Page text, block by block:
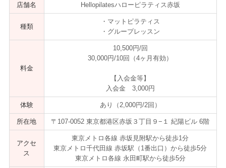
店舗名 Hellopilatesハローピラティス赤坂
種類
・マットピラティス
・グループレッスン
料金
10,500円/回
30,000円/10回（4ヶ月有効）
【入会金等】
入会金 3,000円
体験 あり（2,000円/2回）
所在地 〒107-0052 東京都港区赤坂３丁目９−１ 紀陽ビル 6階
アクセ
ス
東京メトロ各線 赤坂見附駅から徒歩1分
東京メトロ千代田線 赤坂駅（1番出口）から徒歩5分
東京メトロ各線 永田町駅から徒歩5分